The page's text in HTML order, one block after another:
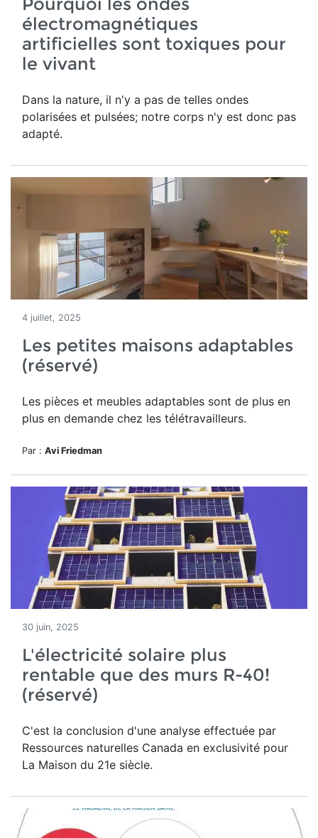
électromagnétiques
artificielles sont toxiques pour
le vivant
Dans la nature, il n'y a pas de telles ondes
polarisées et pulsées; notre corps n'y est donc pas
adapté.
4 juillet, 2025
Les petites maisons adaptables
(réservé)
Les pièces et meubles adaptables sont de plus en
plus en demande chez les télétravailleurs.
Par : Avi Friedman
30 juin, 2025
L'électricité solaire plus
rentable que des murs R-40!
(réservé)
C'est la conclusion d'une analyse effectuée par
Ressources naturelles Canada en exclusivité pour
La Maison du 21e siècle.